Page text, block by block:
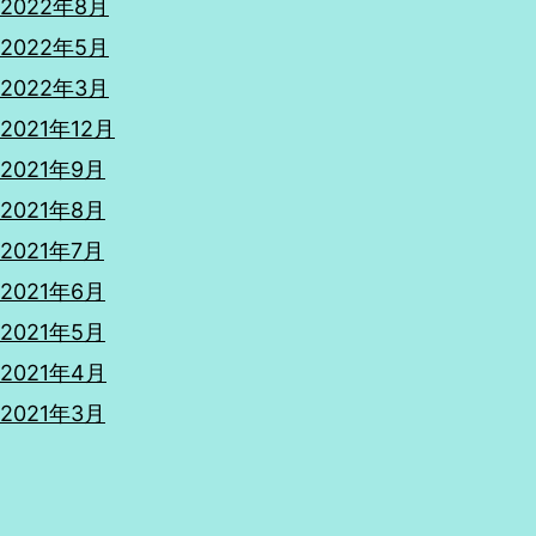
2022年8月
2022年5月
2022年3月
2021年12月
2021年9月
2021年8月
2021年7月
2021年6月
2021年5月
2021年4月
2021年3月